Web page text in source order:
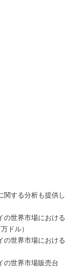
関する分析も提供し
の世界市場における
ドル）
の世界市場における
の世界市場販売台